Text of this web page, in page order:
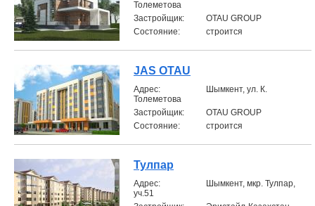
Толеметова
Застройщик:
OTAU GROUP
Состояние:
строится
JAS OTAU
Aдрес:
Шымкент, ул. К.
Толеметова
Застройщик:
OTAU GROUP
Состояние:
строится
Тулпар
Aдрес:
Шымкент, мкр. Тулпар,
уч.51